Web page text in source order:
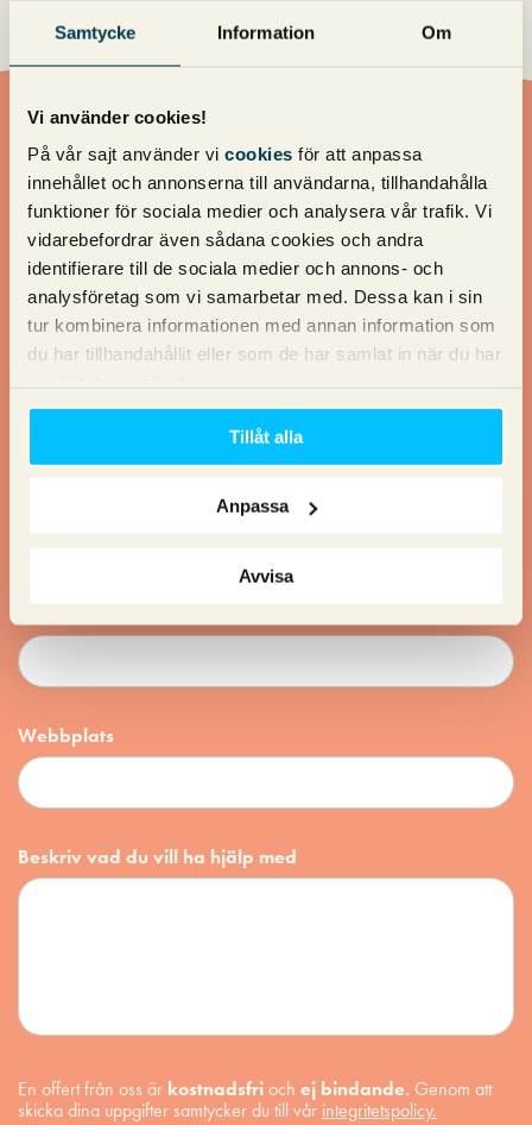
Samtycke Information Om
Vi använder cookies!
På vår sajt använder vi cookies för att anpassa
innehållet och annonserna till användarna, tillhandahålla
funktioner för sociala medier och analysera vår trafik. Vi
vidarebefordrar även sådana cookies och andra
identifierare till de sociala medier och annons- och
analysföretag som vi samarbetar med. Dessa kan i sin
tur kombinera informationen med annan information som
du har tillhandahållit eller som de har samlat in när du har
Tillåt alla
Anpassa
Avvisa
Vill du ha en offert?
Vill du ha en offert av oss? Fyll i dina uppgifter så återkommer
vi med ett förslag!
Webbplats
Beskriv vad du vill ha hjälp med
En offert från oss är kostnadsfrioch ej bindande. Genom att
skicka dina uppgifter samtycker du till vår integritetspolicy.